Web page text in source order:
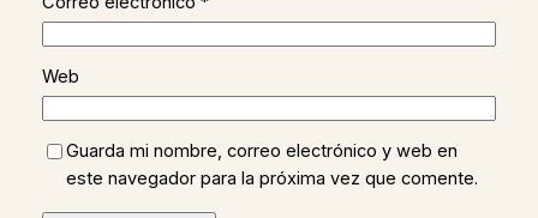
Web
Guarda mi nombre, correo electrónico y web en
este navegador para la próxima vez que comente.